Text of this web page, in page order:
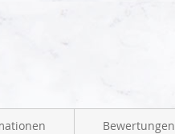
Bewertungen